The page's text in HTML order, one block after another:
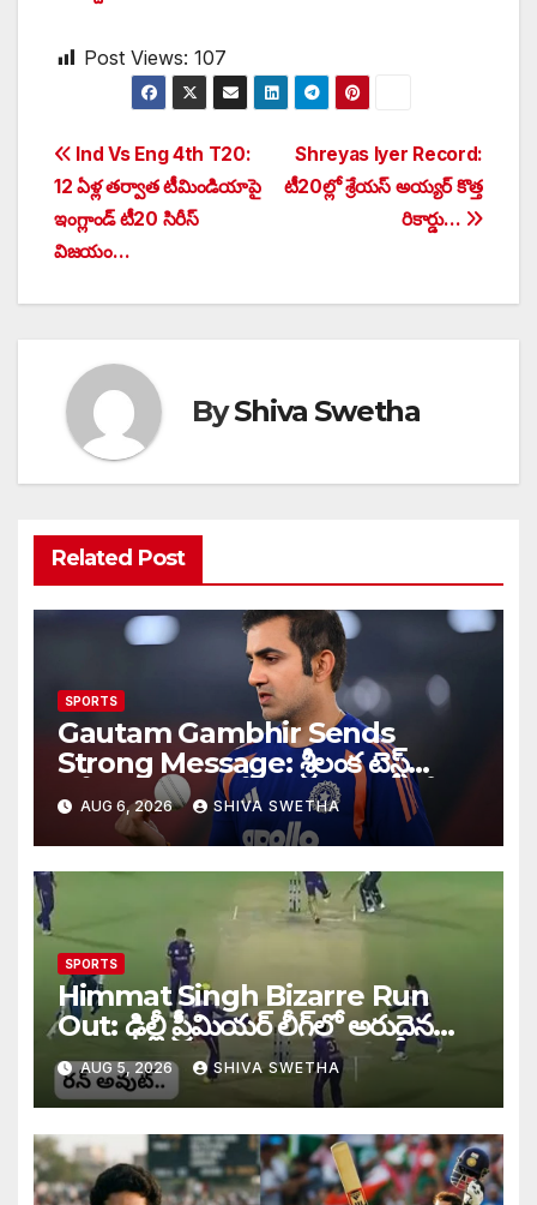
Post Views: 107
Post
navigation
Shreyas Iyer Record:
టీ20ల్లో శ్రేయస్ అయ్యర్ కొత్త
రికార్డు…
Ind Vs Eng 4th T20:
12 ఏళ్ల తర్వాత టీమిండియాపై
ఇంగ్లాండ్ టీ20 సిరీస్
విజయం…
ByShiva Swetha
Related Post
SPORTS
Gautam Gambhir Sends
Strong Message: శ్రీలంక టెస్ట్
సిరీస్‌కు ముందు టీమిండియాకు గంభీర్
వార్నింగ్…
AUG 6, 2026 SHIVA SWETHA
SPORTS
Himmat Singh Bizarre Run
Out: ఢిల్లీ ప్రీమియర్ లీగ్‌లో అరుదైన
రనౌట్ ఘటన వైరల్.
AUG 5, 2026 SHIVA SWETHA